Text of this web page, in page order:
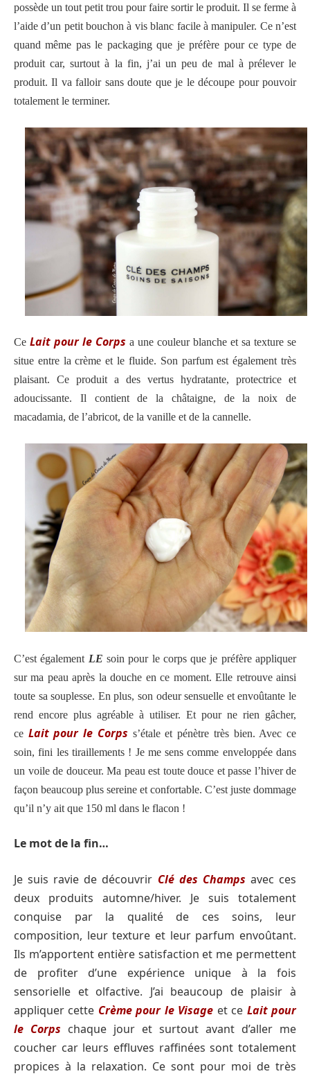
possède un tout petit trou pour faire sortir le produit. Il se ferme à
l’aide d’un petit bouchon à vis blanc facile à manipuler. Ce n’est
quand même pas le packaging que je préfère pour ce type de
produit car, surtout à la fin, j’ai un peu de mal à prélever le
produit. Il va falloir sans doute que je le découpe pour pouvoir
totalement le terminer.
Ce Lait pour le Corps a une couleur blanche et sa texture se
situe entre la crème et le fluide. Son parfum est également très
plaisant. Ce produit a des vertus hydratante, protectrice et
adoucissante. Il contient de la châtaigne, de la noix de
macadamia, de l’abricot, de la vanille et de la cannelle.
C’est également LE soin pour le corps que je préfère appliquer
sur ma peau après la douche en ce moment. Elle retrouve ainsi
toute sa souplesse. En plus, son odeur sensuelle et envoûtante le
rend encore plus agréable à utiliser. Et pour ne rien gâcher,
ce Lait pour le Corps s’étale et pénètre très bien. Avec ce
soin, fini les tiraillements ! Je me sens comme enveloppée dans
un voile de douceur. Ma peau est toute douce et passe l’hiver de
façon beaucoup plus sereine et confortable. C’est juste dommage
qu’il n’y ait que 150 ml dans le flacon !
Le mot de la fin…
Je suis ravie de découvrir Clé des Champs avec ces
deux produits automne/hiver. Je suis totalement
conquise par la qualité de ces soins, leur
composition, leur texture et leur parfum envoûtant.
Ils m’apportent entière satisfaction et me permettent
de profiter d’une expérience unique à la fois
sensorielle et olfactive. J’ai beaucoup de plaisir à
appliquer cette Crème pour le Visage et ce Lait pour
le Corps chaque jour et surtout avant d’aller me
coucher car leurs effluves raffinées sont totalement
propices à la relaxation. Ce sont pour moi de très